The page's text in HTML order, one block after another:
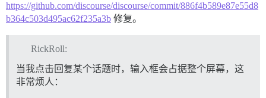
https://github.com/discourse/discourse/commit/886f4b589e87e55d8
b364c503d495ac62f235a3b 修复。
RickRoll:
当我点击回复某个话题时，输入框会占据整个屏幕，这
非常烦人：